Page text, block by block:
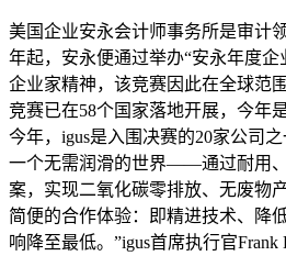
美国企业安永会计师事务所是审计
年起，安永便通过举办“安永年度
企业家精神，该竞赛因此在全球范
竞赛已在58个国家落地开展，今年
今年，igus是入围决赛的20家公司
一个无需润滑的世界——通过耐用
案，实现二氧化碳零排放、无废物
简便的合作体验：即精进技术、降
响降至最低。”igus首席执行官Frank